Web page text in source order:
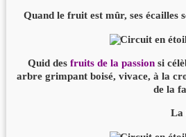
Quand le fruit est mûr, ses écailles
Quid des fruits de la passion si
arbre grimpant boisé, vivace, à la
de la
La